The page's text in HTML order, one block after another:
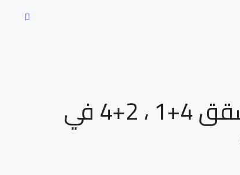
مشروع Albotros Life شقق 4+1 ، 2+4 في